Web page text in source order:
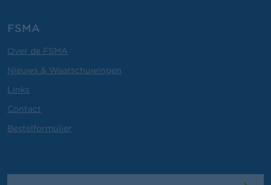
FSMA
Over de FSMA
Nieuws & Waarschuwingen
Links
Contact
Bestelformulier